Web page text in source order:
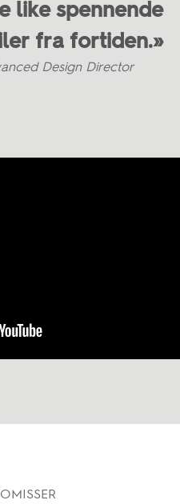
like spennende
fra fortiden.»
Design Director